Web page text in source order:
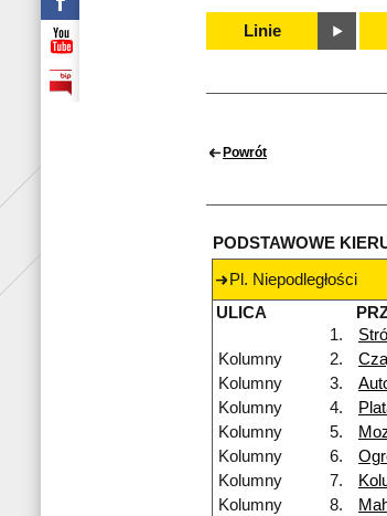
Linie
Powrót
PODSTAWOWE
Pl. Niepodległości
ULICA
1.
Kolumny
2.
Kolumny
3.
Kolumny
4.
Kolumny
5.
Kolumny
6.
Kolumny
7.
Kolumny
8.